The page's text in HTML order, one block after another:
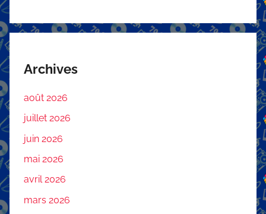
Archives
août 2026
juillet 2026
juin 2026
mai 2026
avril 2026
mars 2026